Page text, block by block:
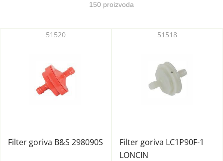
150 proizvoda
Filter goriva B&S 298090S
51520
Filter goriva LC1P90F-1
LONCIN
51518